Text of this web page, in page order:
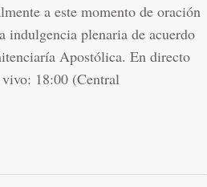
a este momento de oración
indulgencia plenaria de acuerdo
Apostólica. En directo
18:00 (Central